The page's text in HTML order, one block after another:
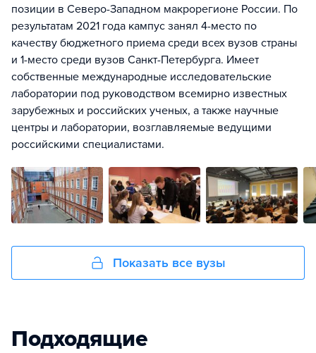
позиции в Северо-Западном макрорегионе России. По
результатам 2021 года кампус занял 4-место по
качеству бюджетного приема среди всех вузов страны
и 1-место среди вузов Санкт-Петербурга. Имеет
собственные международные исследовательские
лаборатории под руководством всемирно известных
зарубежных и российских ученых, а также научные
центры и лаборатории, возглавляемые ведущими
российскими специалистами.
Показать все вузы
Подходящие